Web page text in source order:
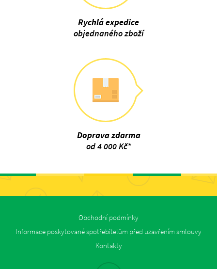
Rychlá expedice
objednaného zboží
Doprava zdarma
od 4 000 Kč*
Obchodní podmínky
Informace poskytované spotřebitelům před uzavřením smlouvy
Kontakty